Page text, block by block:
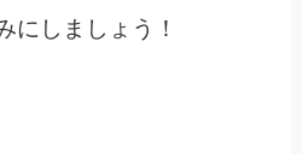
にしましょう！